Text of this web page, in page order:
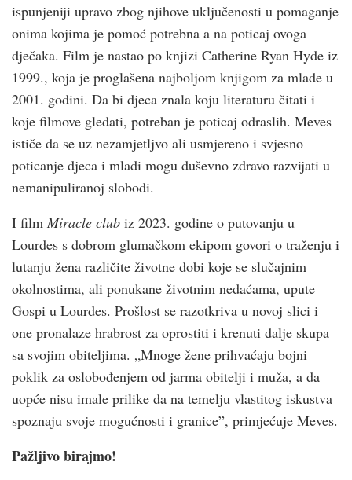
ispunjeniji upravo zbog njihove uključenosti u pomaganje
onima kojima je pomoć potrebna a na poticaj ovoga
dječaka. Film je nastao po knjizi Catherine Ryan Hyde iz
1999., koja je proglašena najboljom knjigom za mlade u
2001. godini. Da bi djeca znala koju literaturu čitati i
koje filmove gledati, potreban je poticaj odraslih. Meves
ističe da se uz nezamjetljvo ali usmjereno i svjesno
poticanje djeca i mladi mogu duševno zdravo razvijati u
nemanipuliranoj slobodi.
I film Miracle club iz 2023. godine o putovanju u
Lourdes s dobrom glumačkom ekipom govori o traženju i
lutanju žena različite životne dobi koje se slučajnim
okolnostima, ali ponukane životnim nedaćama, upute
Gospi u Lourdes. Prošlost se razotkriva u novoj slici i
one pronalaze hrabrost za oprostiti i krenuti dalje skupa
sa svojim obiteljima. „Mnoge žene prihvaćaju bojni
poklik za oslobođenjem od jarma obitelji i muža, a da
uopće nisu imale prilike da na temelju vlastitog iskustva
spoznaju svoje mogućnosti i granice”, primjećuje Meves.
Pažljivo birajmo!